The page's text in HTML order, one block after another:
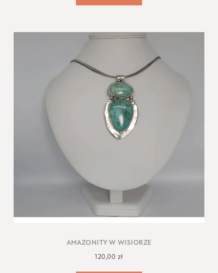
AMAZONITY W WISIORZE
120,00 zł